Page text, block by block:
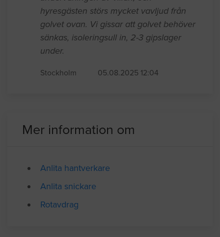
Vi vill ljudisolera ett innertak. Vi har en
uthyrningsenhet på ca 30 m2 i
undervåningen av villan, och
hyresgästen störs mycket vavljud från
sänkas, isoleringsull in, 2-3 gipslager
Mer information om
Anlita hantverkare